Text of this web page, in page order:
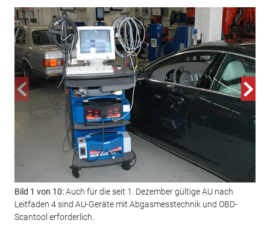
Bild 1 von 10:Auch für die seit 1. Dezember gültige AU nach
Leitfaden 4 sind AU-Geräte mit Abgasmesstechnik und OBD-
Scantool erforderlich.